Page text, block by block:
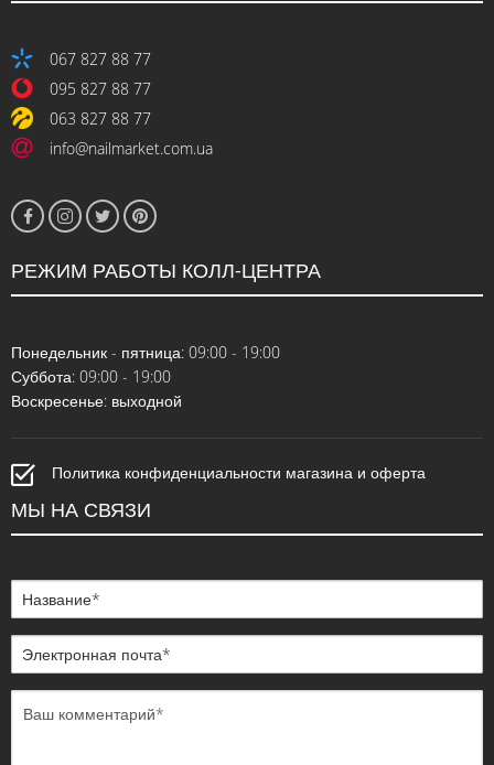
067 827 88 77
095 827 88 77
063 827 88 77
info@nailmarket.com.ua
РЕЖИМ РАБОТЫ КОЛЛ-ЦЕНТРА
Понедельник - пятница: 09:00 - 19:00
Суббота: 09:00 - 19:00
Воскресенье: выходной
Политика конфиденциальности магазина и оферта
МЫ НА СВЯЗИ